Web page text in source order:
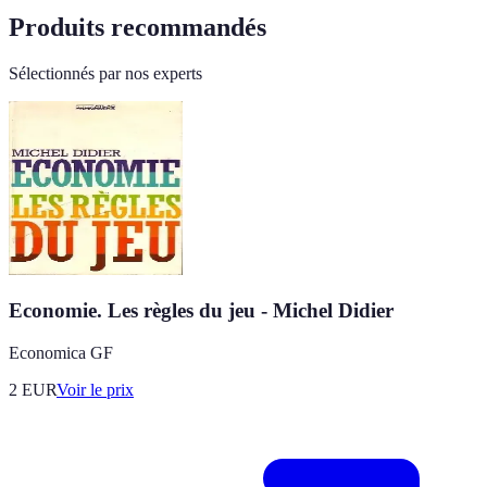
Produits recommandés
Sélectionnés par nos experts
Economie. Les règles du jeu - Michel Didier
Economica GF
2 EURVoir le prix